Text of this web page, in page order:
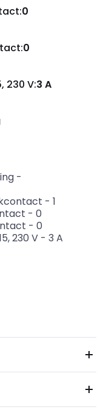
:0
niet mogelijk)
:0
230 V:3 A
niet mogelijk)
-
- 1
- 0
- 0
230 V- 3 A